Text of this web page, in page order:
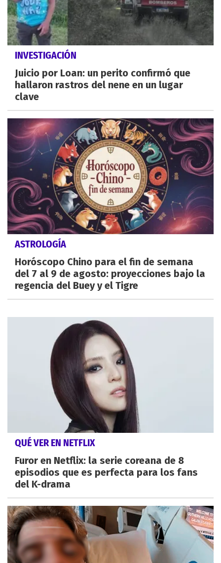
INVESTIGACIÓN
Juicio por Loan: un perito confirmó que
hallaron rastros del nene en un lugar
clave
ASTROLOGÍA
Horóscopo Chino para el fin de semana
del 7 al 9 de agosto: proyecciones bajo la
regencia del Buey y el Tigre
QUÉ VER EN NETFLIX
Furor en Netflix: la serie coreana de 8
episodios que es perfecta para los fans
del K-drama